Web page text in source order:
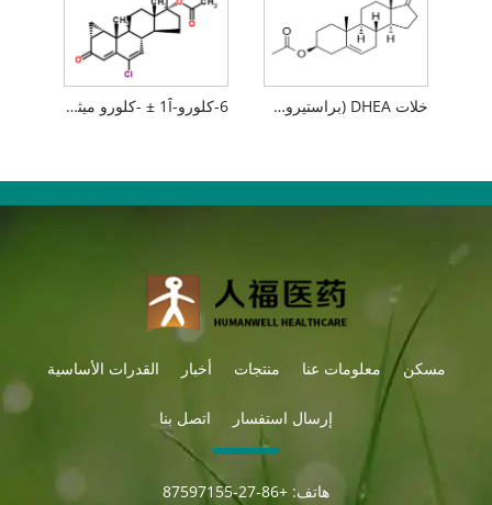
6-كلورو-1Î ± -كلورو ميثيل-3،20-ديوكسو-بريجنا-4،6-ديين-17Î ±-أسيتوكسي خلات DHEA (براستيرون أسيتات)
مسكن معلومات عنا منتجات أخبار القدرات الأساسية
إرسال استفسار اتصل بنا
هاتف: +86-27-87597155